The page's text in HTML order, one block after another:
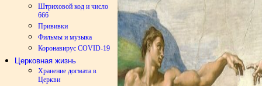
Штриховой код и число
666
Прививки
Фильмы и музыка
Коронавирус COVID-19
Церковная жизнь
Хранение догмата в
Церкви